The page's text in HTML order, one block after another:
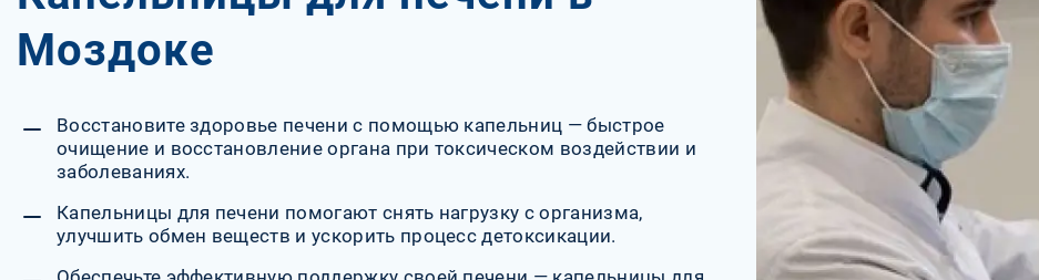
Моздоке
Восстановите здоровье печени с помощью капельниц — быстрое
очищение и восстановление органа при токсическом воздействии и
заболеваниях.
Капельницы для печени помогают снять нагрузку с организма,
улучшить обмен веществ и ускорить процесс детоксикации.